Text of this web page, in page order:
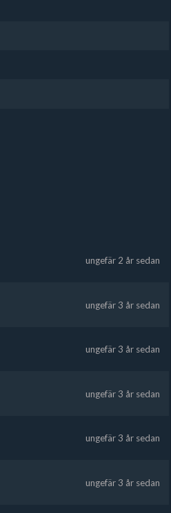
ungefär 2 år sedan
ungefär 3 år sedan
ungefär 3 år sedan
ungefär 3 år sedan
ungefär 3 år sedan
ungefär 3 år sedan